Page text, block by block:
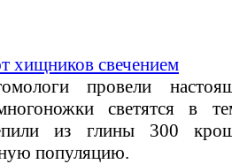
хищников свечением
провели
светятся в
из глины 300
популяцию.